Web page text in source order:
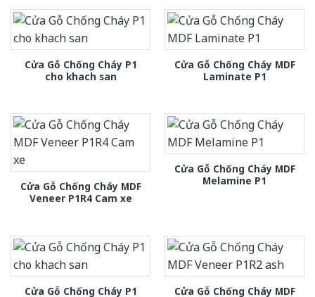
Cửa Gỗ Chống Cháy P1
cho khach san
Cửa Gỗ Chống Cháy MDF
Laminate P1
Cửa Gỗ Chống Cháy MDF
Veneer P1R4 Cam xe
Cửa Gỗ Chống Cháy MDF
Melamine P1
Cửa Gỗ Chống Cháy P1
Cửa Gỗ Chống Cháy MDF